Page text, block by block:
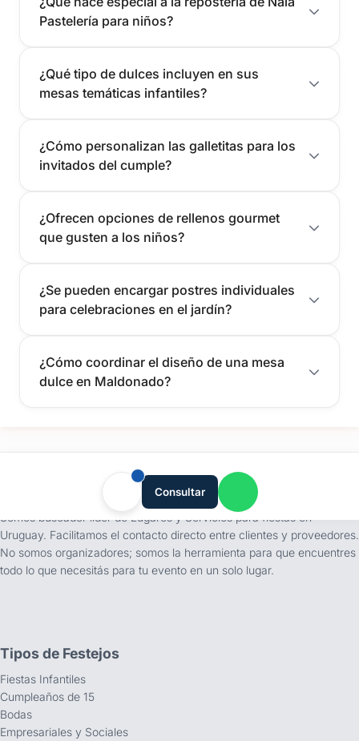
Pastelería para niños?
¿Qué tipo de dulces incluyen en sus
mesas temáticas infantiles?
¿Cómo personalizan las galletitas para los
invitados del cumple?
¿Ofrecen opciones de rellenos gourmet
que gusten a los niños?
¿Se pueden encargar postres individuales
para celebraciones en el jardín?
¿Cómo coordinar el diseño de una mesa
dulce en Maldonado?
Consultar
tufiesta.com.uy
Somos buscador líder de Lugares y Servicios para fiestas en
Uruguay. Facilitamos el contacto directo entre clientes y proveedores.
No somos organizadores; somos la herramienta para que encuentres
todo lo que necesitás para tu evento en un solo lugar.
Tipos de Festejos
Fiestas Infantiles
Cumpleaños de 15
Bodas
Empresariales y Sociales